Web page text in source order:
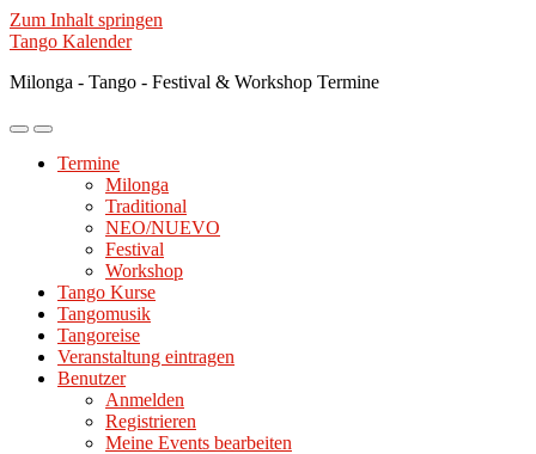
Zum Inhalt springen
Tango Kalender
Milonga - Tango - Festival & Workshop Termine
Mobile-
ein-/ausblenden
Suchfeld
ein-/ausblenden
Termine
Milonga
Traditional
NEO/NUEVO
Festival
Workshop
Tango Kurse
Tangomusik
Tangoreise
Veranstaltung eintragen
Benutzer
Anmelden
Registrieren
Meine Events bearbeiten